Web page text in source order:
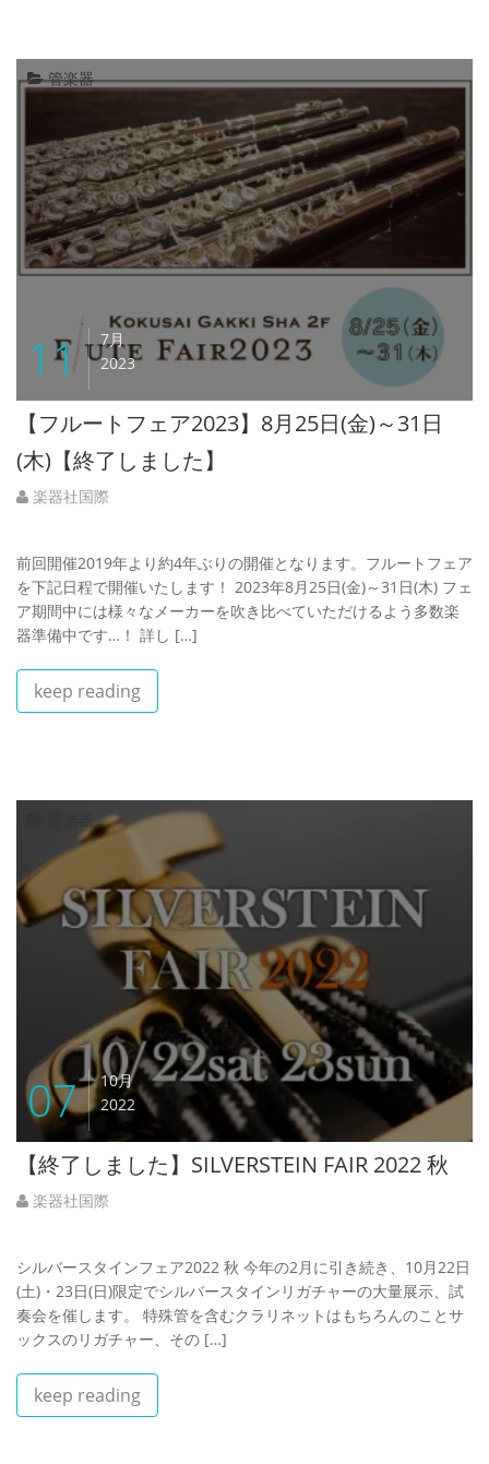
管楽器
11
7月
2023
【フルートフェア2023】8月25日(金)～31日
(木)【終了しました】
楽器社国際
前回開催2019年より約4年ぶりの開催となります。フルートフェア
を下記日程で開催いたします！ 2023年8月25日(金)～31日(木) フェ
ア期間中には様々なメーカーを吹き比べていただけるよう多数楽
器準備中です…！ 詳し […]
keep reading
管楽器
07
10月
2022
【終了しました】SILVERSTEIN FAIR 2022 秋
楽器社国際
シルバースタインフェア2022 秋 今年の2月に引き続き、10月22日
(土)・23日(日)限定でシルバースタインリガチャーの大量展示、試
奏会を催します。 特殊管を含むクラリネットはもちろんのことサ
ックスのリガチャー、その […]
keep reading